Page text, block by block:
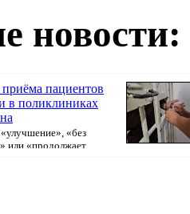
новости:
пациентов
в поликлиниках
«без
или «продолжает